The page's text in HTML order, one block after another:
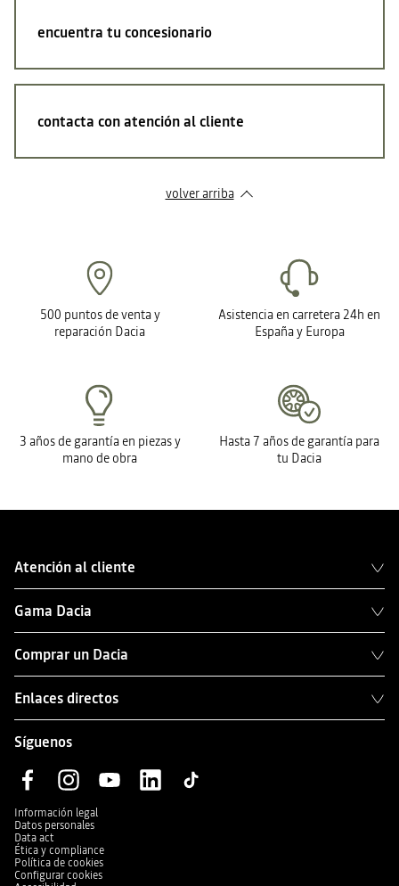
encuentra tu concesionario
contacta con atención al cliente
volver arriba
500 puntos de venta y
reparación Dacia
Asistencia en carretera 24h en
España y Europa
3 años de garantía en piezas y
mano de obra
Hasta 7 años de garantía para
tu Dacia
Atención al cliente
Gama Dacia
Comprar un Dacia
Enlaces directos
Síguenos
Información legal
Datos personales
Data act
Ética y compliance
Política de cookies
Configurar cookies